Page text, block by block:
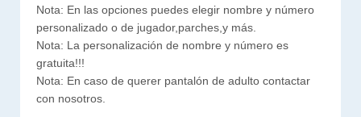
Nota: En las opciones puedes elegir nombre y número
personalizado o de jugador,parches,y más.
Nota: La personalización de nombre y número es
gratuita!!!
Nota: En caso de querer pantalón de adulto contactar
con nosotros.